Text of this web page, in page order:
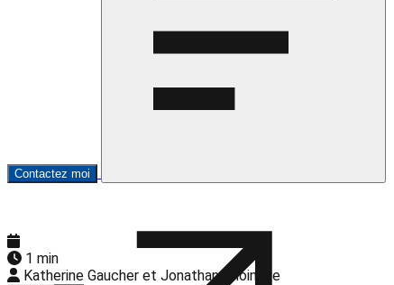
Contactez moi
1 min
Katherine Gaucher et Jonathan Choinière